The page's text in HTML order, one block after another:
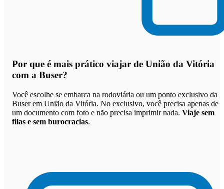
Por que é mais prático viajar de União da Vitória
com a Buser?
Você escolhe se embarca na rodoviária ou um ponto exclusivo da
Buser em União da Vitória. No exclusivo, você precisa apenas de
um documento com foto e não precisa imprimir nada. Viaje sem
filas e sem burocracias.